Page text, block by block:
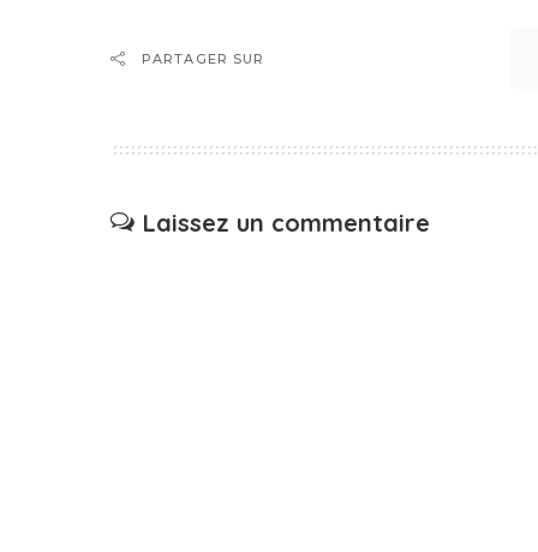
PARTAGER SUR
Laissez un commentaire